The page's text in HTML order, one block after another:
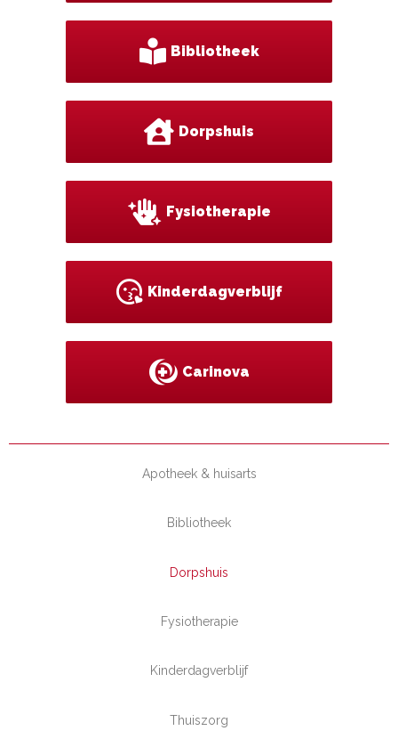
Bibliotheek
Dorpshuis
Fysiotherapie
Kinderdagverblijf
Carinova
Apotheek & huisarts
Bibliotheek
Dorpshuis
Fysiotherapie
Kinderdagverblijf
Thuiszorg